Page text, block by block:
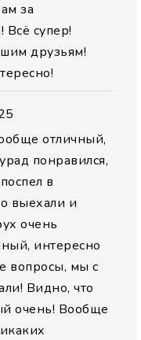
за
супер!
друзьям!
отличный,
понравился,
в
выехали и
очень
интересно
вопросы, мы с
Видно, что
очень! Вообще